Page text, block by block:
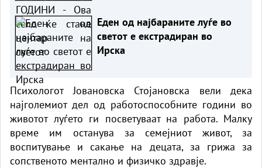
Еден од најбараните луѓе во
светот е екстрадиран во
Ирска
Психологот Јовановска Стојановска вели дека
најголемиот дел од работоспособните години во
животот луѓето ги посветуваат на работа. Малку
време им останува за семејниот живот, за
воспитување и сакање на децата, за грижа за
сопственото ментално и физичко здравје.